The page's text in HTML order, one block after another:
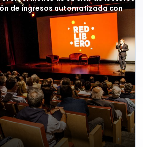
de ingresos automatizada con